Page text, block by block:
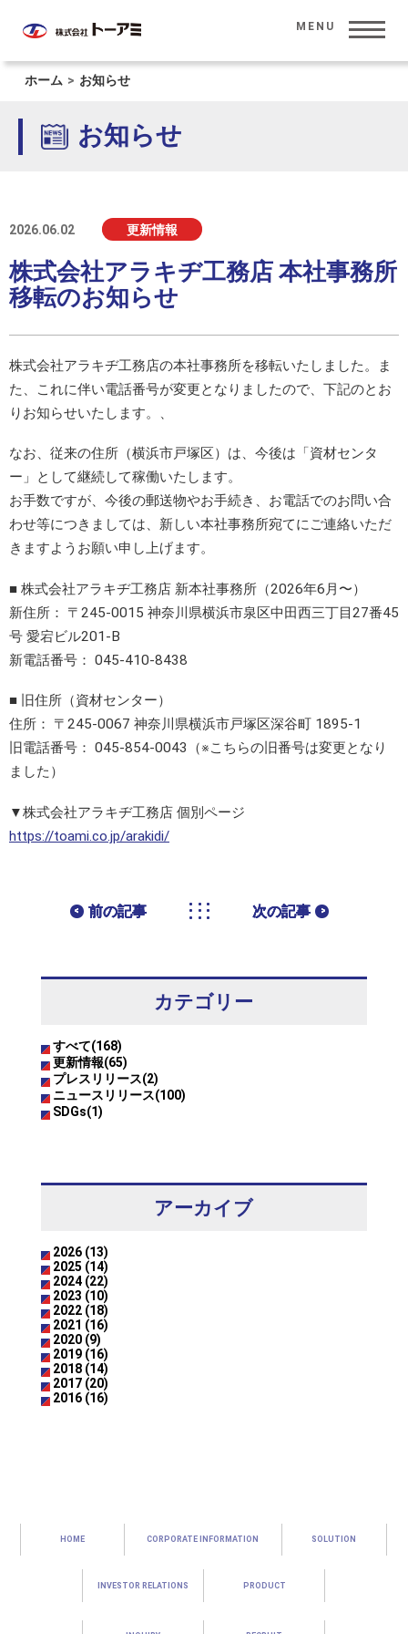
MENU
HOME
CORPORATE INFORMATION
会社情報
投資家情報
PRODUCT
製品情報
SUSTAINABILITY
サステナビリティ
RECRUIT
採用情報
ホーム > お知らせ
お知らせ
2026.06.02 更新情報
株式会社アラキヂ工務店 本社事務所
移転のお知らせ
株式会社アラキヂ工務店の本社事務所を移転いたしました。ま
た、これに伴い電話番号が変更となりましたので、下記のとお
りお知らせいたします。、
なお、従来の住所（横浜市戸塚区）は、今後は「資材センタ
ー」として継続して稼働いたします。
お手数ですが、今後の郵送物やお手続き、お電話でのお問い合
わせ等につきましては、新しい本社事務所宛てにご連絡いただ
きますようお願い申し上げます。
■ 株式会社アラキヂ工務店 新本社事務所（2026年6月〜）
新住所： 〒245-0015 神奈川県横浜市泉区中田西三丁目27番45
号 愛宕ビル201-B
新電話番号： 045-410-8438
■ 旧住所（資材センター）
住所： 〒245-0067 神奈川県横浜市戸塚区深谷町 1895-1
旧電話番号： 045-854-0043（※こちらの旧番号は変更となり
ました）
▼株式会社アラキヂ工務店 個別ページ
https://toami.co.jp/arakidi/
前の記事 次の記事
カテゴリー
すべて(168)
更新情報(65)
プレスリリース(2)
ニュースリリース(100)
SDGs(1)
アーカイブ
2026 (13)
2025 (14)
2024 (22)
2023 (10)
2022 (18)
2021 (16)
2020 (9)
2019 (16)
2018 (14)
2017 (20)
2016 (16)
HOME CORPORATE INFORMATION SOLUTION
INVESTOR RELATIONS PRODUCT